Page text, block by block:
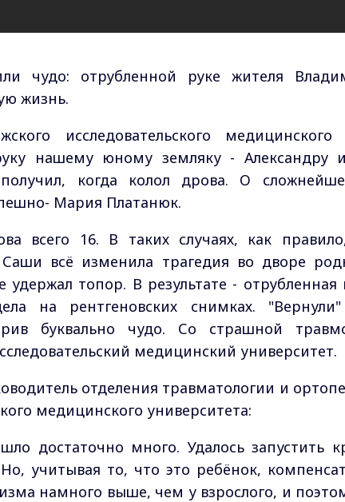
чудо: отрубленной руке жителя
жизнь.
исследовательского медицинского
нашему юному земляку - Александру
когда колол дрова. О
Мария Платанюк.
всего 16. В таких случаях, как
всё изменила трагедия во дворе
удержал топор. В результате - отрубленная
на рентгеновских снимках.
буквально чудо. Со страшной
медицинский университет.
отделения травматологии и
медицинского университета:
достаточно много. Удалось запустить
учитывая то, что это ребёнок,
намного выше, чем у взрослого, и